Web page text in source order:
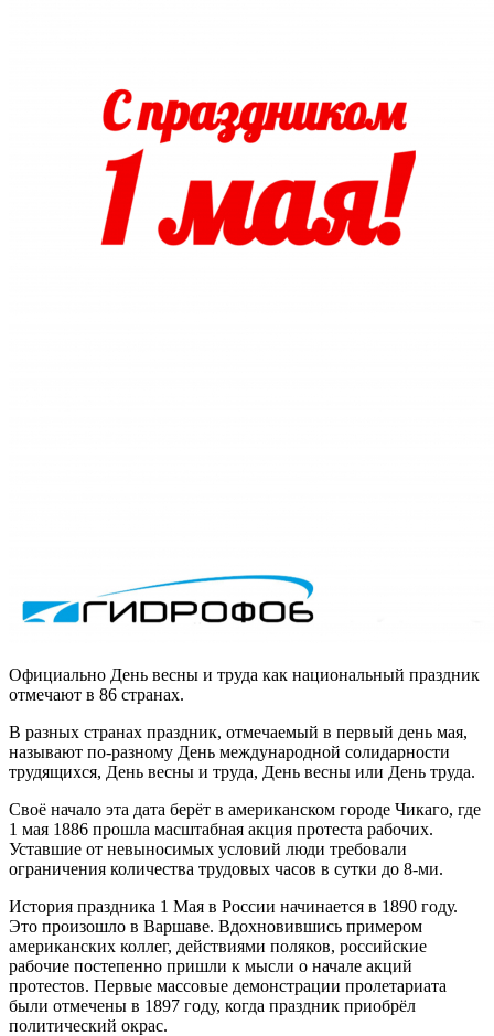
Официально День весны и труда как национальный праздник
отмечают в 86 странах.
В разных странах праздник, отмечаемый в первый день мая,
называют по-разному День международной солидарности
трудящихся, День весны и труда, День весны или День труда.
Своё начало эта дата берёт в американском городе Чикаго, где
1 мая 1886 прошла масштабная акция протеста рабочих.
Уставшие от невыносимых условий люди требовали
ограничения количества трудовых часов в сутки до 8-ми.
История праздника 1 Мая в России начинается в 1890 году.
Это произошло в Варшаве. Вдохновившись примером
американских коллег, действиями поляков, российские
рабочие постепенно пришли к мысли о начале акций
протестов. Первые массовые демонстрации пролетариата
были отмечены в 1897 году, когда праздник приобрёл
политический окрас.